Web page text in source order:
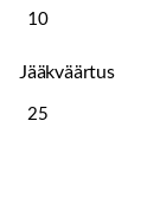
Jääkväärtus